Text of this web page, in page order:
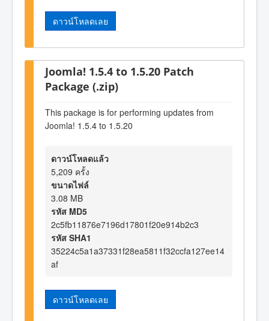
ดาวน์โหลดเลย
Joomla! 1.5.4 to 1.5.20 Patch
Package (.zip)
This package is for performing updates from
Joomla! 1.5.4 to 1.5.20
ดาวน์โหลดแล้ว
5,209 ครั้ง
ขนาดไฟล์
3.08 MB
รหัส MD5
2c5fb11876e7196d17801f20e914b2c3
รหัส SHA1
35224c5a1a37331f28ea5811f32ccfa127ee14
af
ดาวน์โหลดเลย